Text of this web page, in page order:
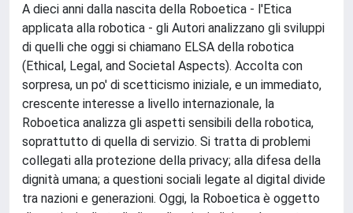
A dieci anni dalla nascita della Roboetica - l'Etica
applicata alla robotica - gli Autori analizzano gli sviluppi
di quelli che oggi si chiamano ELSA della robotica
(Ethical, Legal, and Societal Aspects). Accolta con
sorpresa, un po' di scetticismo iniziale, e un immediato,
crescente interesse a livello internazionale, la
Roboetica analizza gli aspetti sensibili della robotica,
soprattutto di quella di servizio. Si tratta di problemi
collegati alla protezione della privacy; alla difesa della
dignità umana; a questioni sociali legate al digital divide
tra nazioni e generazioni. Oggi, la Roboetica è oggetto